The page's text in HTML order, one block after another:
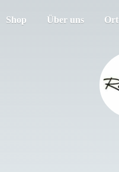
Shop Über uns Ort